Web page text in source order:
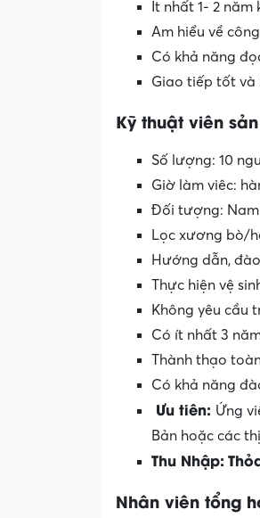
Ít nhất 1- 2
Am hiểu về
Có khả năng
Giao tiếp tốt và
Kỹthuật viên sản
Số lượng: 10
Giờ làm viêc:
Đối tượng: Nam
Lọc xương bò/
Hướng dẫn,
Thực hiện vệ
Không yêu cầu
Có ít nhất 3
Thành thạo
Có khả năng
Ưu tiên: Ứng
Bản hoặc các
Thu Nhập:
Nhân viên tổng